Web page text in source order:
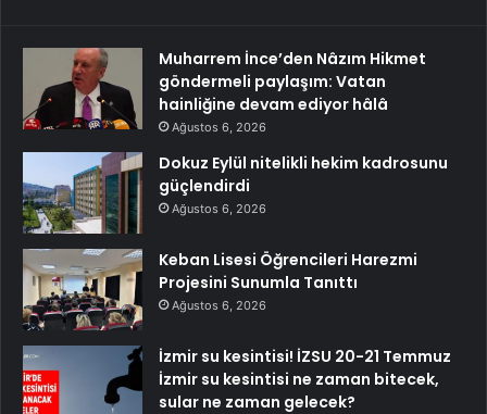
Muharrem İnce’den Nâzım Hikmet
göndermeli paylaşım: Vatan
hainliğine devam ediyor hâlâ
Ağustos 6, 2026
Dokuz Eylül nitelikli hekim kadrosunu
güçlendirdi
Ağustos 6, 2026
Keban Lisesi Öğrencileri Harezmi
Projesini Sunumla Tanıttı
Ağustos 6, 2026
İzmir su kesintisi! İZSU 20-21 Temmuz
İzmir su kesintisi ne zaman bitecek,
sular ne zaman gelecek?